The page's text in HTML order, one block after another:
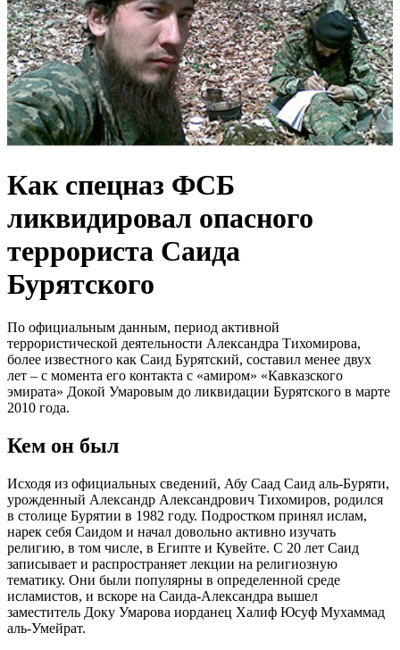
Как спецназ ФСБ
ликвидировал опасного
террориста Саида
Бурятского
По официальным данным, период активной
террористической деятельности Александра Тихомирова,
более известного как Саид Бурятский, составил менее двух
лет – с момента его контакта с «амиром» «Кавказского
эмирата» Докой Умаровым до ликвидации Бурятского в марте
2010 года.
Кем он был
Исходя из официальных сведений, Абу Саад Саид аль-Буряти,
урожденный Александр Александрович Тихомиров, родился
в столице Бурятии в 1982 году. Подростком принял ислам,
нарек себя Саидом и начал довольно активно изучать
религию, в том числе, в Египте и Кувейте. С 20 лет Саид
записывает и распространяет лекции на религиозную
тематику. Они были популярны в определенной среде
исламистов, и вскоре на Саида-Александра вышел
заместитель Доку Умарова иорданец Халиф Юсуф Мухаммад
аль-Умейрат.